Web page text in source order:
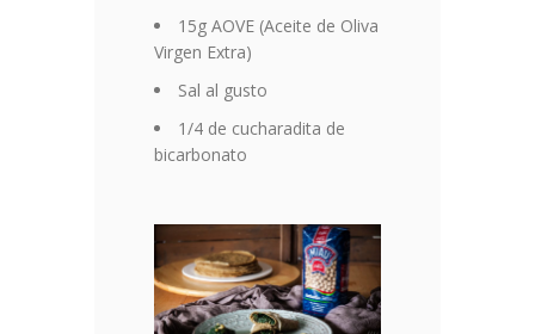
15g AOVE (Aceite de Oliva
Virgen Extra)
Sal al gusto
1/4 de cucharadita de
bicarbonato